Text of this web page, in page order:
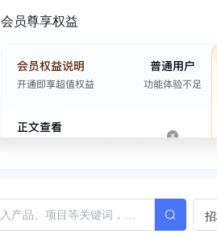
会员尊享权益